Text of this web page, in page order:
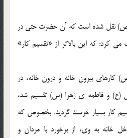
نقل شده است که آن حضرت حتي در
کرد: که اين بالاتر از «تقسيم کار»
بيرون خانه و درون خانه، در
(ع) و فاطمه ي زهرا (س) تقسيم شد،
کار بسيار خرسند گرديد. بخصوص که
خانه به وي، از برخورد با مردان و